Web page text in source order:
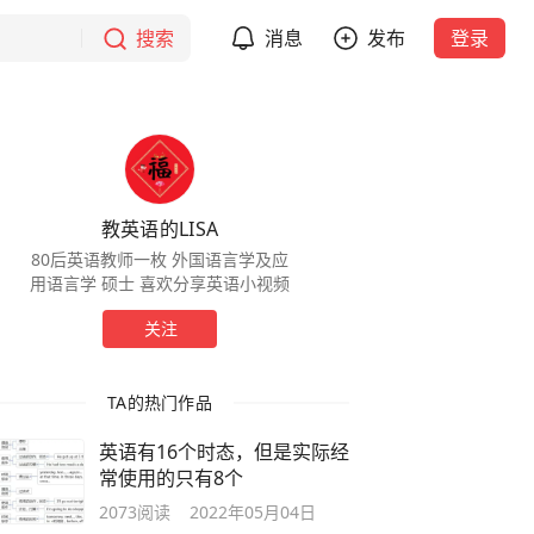
搜索 消息 发布 登录
教英语的LISA
80后英语教师一枚 外国语言学及应
用语言学 硕士 喜欢分享英语小视频
关注
TA的热门作品
英语有16个时态，但是实际经
常使用的只有8个
2073阅读 2022年05月04日